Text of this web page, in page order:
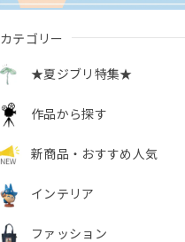
カテゴリー
★夏ジブリ特集★
作品から探す
新商品・おすすめ人気
インテリア
ファッション